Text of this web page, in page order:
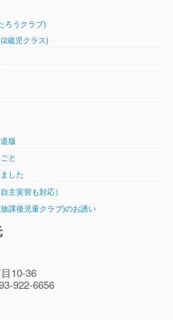
ろうクラブ)
歳児クラス)
版
と
した
主実習も対応）
課後児童クラブ)のお誘い
10-36
922-6656